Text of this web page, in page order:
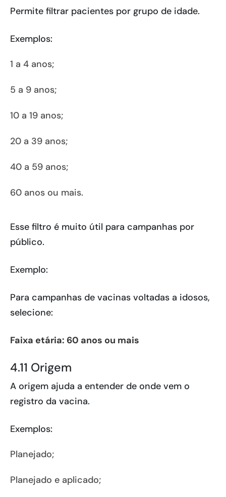
Permite filtrar pacientes por grupo de idade.
Exemplos:
1 a 4 anos;
5 a 9 anos;
10 a 19 anos;
20 a 39 anos;
40 a 59 anos;
60 anos ou mais.
Esse filtro é muito útil para campanhas por
público.
Exemplo:
Para campanhas de vacinas voltadas a idosos,
selecione:
Faixa etária: 60 anos ou mais
4.11 Origem
A origem ajuda a entender de onde vem o
registro da vacina.
Exemplos:
Planejado;
Planejado e aplicado;